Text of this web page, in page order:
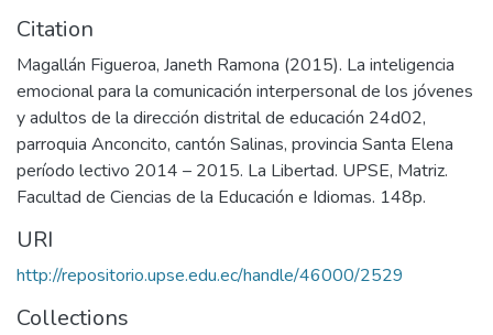
Citation
Magallán Figueroa, Janeth Ramona (2015). La inteligencia
emocional para la comunicación interpersonal de los jóvenes
y adultos de la dirección distrital de educación 24d02,
parroquia Anconcito, cantón Salinas, provincia Santa Elena
período lectivo 2014 – 2015. La Libertad. UPSE, Matriz.
Facultad de Ciencias de la Educación e Idiomas. 148p.
URI
http://repositorio.upse.edu.ec/handle/46000/2529
Collections